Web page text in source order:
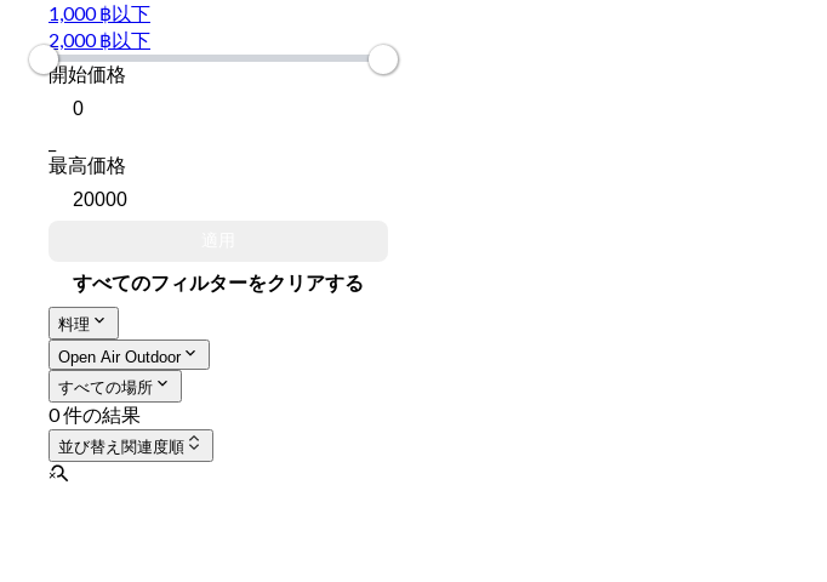
1,000 ฿以下
2,000 ฿以下
開始価格
最高価格
すべてのフィルターをクリアする
料理
Open Air Outdoor
すべての場所
0 件の結果
並び替え 関連度順